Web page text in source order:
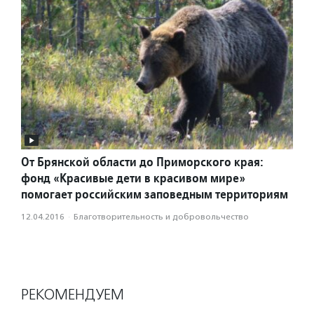
От Брянской области до Приморского края:
фонд «Красивые дети в красивом мире»
помогает российским заповедным территориям
12.04.2016 · Благотвори­тель­ность и доброволь­чест­во
РЕКОМЕНДУЕМ